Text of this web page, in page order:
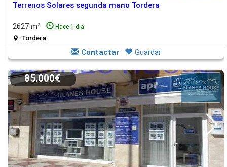
Terrenos Solares segunda mano Tordera
2627 m² Hace 1 día
Tordera
Contactar Guardar
85.000€